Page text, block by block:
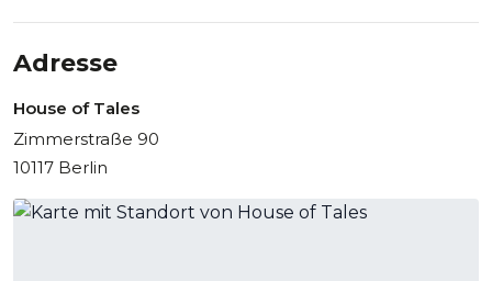
Adresse
House of Tales
Zimmerstraße 90
10117 Berlin